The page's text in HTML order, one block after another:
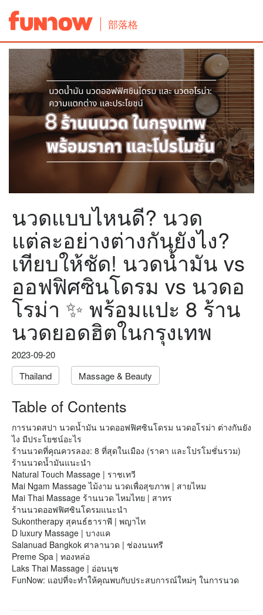
部落格
นวดแบบไหนดี? นวด
แต่ละอย่างต่างกันยังไง?
เทียบให้ชัด! นวดน้ำมัน vs
ออฟฟิศซินโดรม vs นวดอ
โรม่า ✨ พร้อมแปะ 8 ร้าน
นวดยอดฮิตในกรุงเทพ
2023-09-20
Thailand
Massage & Beauty
Table of Contents
การนวดสปา นวดนํ้ามัน นวดออฟฟิศซินโดรม นวดอโรม่า ต่างกันยัง
ไง มีประโยชน์อะไร
ร้านนวดที่คุณควรลอง: 8 ที่สุดในเมือง (ราคา และโปรโมชั่นรวม)
ร้านนวดนํ้ามันแนะนำ
Natural Touch Massage | ราชเทวี
Mai Ngam Massage ไม้งาม นวดเพื่อสุขภาพ | สายไหม
Mai Thai Massage ร้านนวด ไหมไทย | สาทร
ร้านนวดออฟฟิศซินโดรมแนะนำ
Sukontherapy สุคนธ์ธาราพี | พญาไท
D luxury Massage | บางแค
Salanuad Bangkok ศาลานวด | ช่องนนทรี
Preme Spa | ทองหล่อ
Laks Thai Massage | อ่อนนุช
FunNow: แอปที่จะทำให้คุณพบกับประสบการณ์ใหม่ๆ ในการนวด